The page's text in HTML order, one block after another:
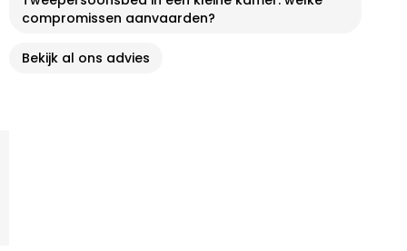
compromissen aanvaarden?
Bekijk al ons advies